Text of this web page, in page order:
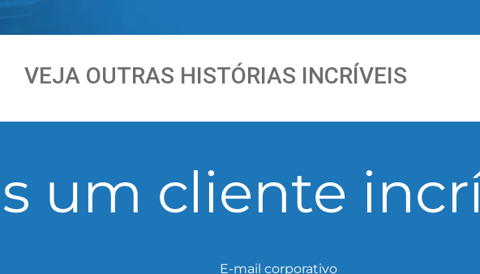
VEJA OUTRAS HISTÓRIAS INCRÍVEIS
um cliente
E-mail corporativo